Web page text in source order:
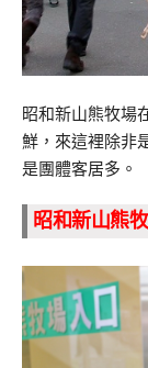
昭和新山熊牧場
鮮，來這裡除非
是團體客居多。
昭和新山熊